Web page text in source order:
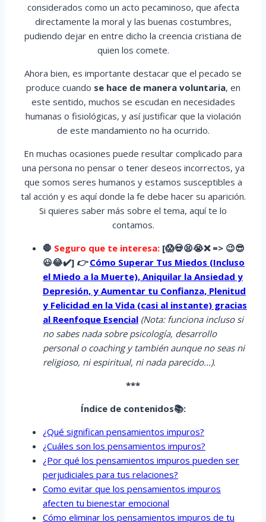
considerados como un acto pecaminoso, que afecta
directamente la moral y las buenas costumbres,
pudiendo dejar en entre dicho la creencia cristiana de
quien los comete.
Ahora bien, es importante destacar que el pecado se
produce cuando se hace de manera voluntaria, en
este sentido, muchos se escudan en necesidades
humanas o fisiológicas, y así justificar que la violación
de este mandamiento no ha ocurrido.
En muchas ocasiones puede resultar complicado para
una persona no pensar o tener deseos incorrectos, ya
que somos seres humanos y estamos susceptibles a
tal acción y es aquí donde la fe debe hacer su aparición.
Si quieres saber más sobre el tema, aquí te lo
contamos.
🛑 Seguro que te interesa: [😱💀😫😭❌ => 😉😎
😃😂✔️] 👉 Cómo Superar Tus Miedos (Incluso
el Miedo a la Muerte), Aniquilar la Ansiedad y
Depresión, y Aumentar tu Confianza, Plenitud
y Felicidad en la Vida (casi al instante) gracias
al Reenfoque Esencial (Nota: funciona incluso si
no sabes nada sobre psicología, desarrollo
personal o coaching y también aunque no seas ni
religioso, ni espiritual, ni nada parecido…).
***
Índice de contenidos📚:
¿Qué significan pensamientos impuros?
¿Cuáles son los pensamientos impuros?
¿Por qué los pensamientos impuros pueden ser
perjudiciales para tus relaciones?
Como evitar que los pensamientos impuros
afecten tu bienestar emocional
Cómo eliminar los pensamientos impuros de tu